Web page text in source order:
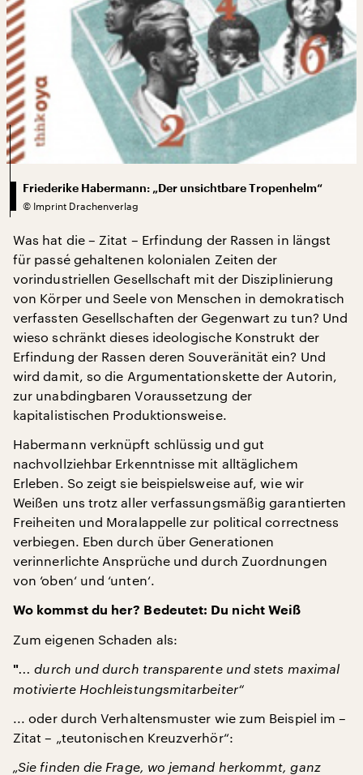
Friederike Habermann: „Der unsichtbare Tropenhelm“
© Imprint Drachenverlag
Was hat die – Zitat – Erfindung der Rassen in längst
für passé gehaltenen kolonialen Zeiten der
vorindustriellen Gesellschaft mit der Disziplinierung
von Körper und Seele von Menschen in demokratisch
verfassten Gesellschaften der Gegenwart zu tun? Und
wieso schränkt dieses ideologische Konstrukt der
Erfindung der Rassen deren Souveränität ein? Und
wird damit, so die Argumentationskette der Autorin,
zur unabdingbaren Voraussetzung der
kapitalistischen Produktionsweise.
Habermann verknüpft schlüssig und gut
nachvollziehbar Erkenntnisse mit alltäglichem
Erleben. So zeigt sie beispielsweise auf, wie wir
Weißen uns trotz aller verfassungsmäßig garantierten
Freiheiten und Moralappelle zur political correctness
verbiegen. Eben durch über Generationen
verinnerlichte Ansprüche und durch Zuordnungen
von ‘oben‘ und ‘unten‘.
Wo kommst du her? Bedeutet: Du nicht Weiß
Zum eigenen Schaden als:
" ... durch und durch transparente und stets maximal
motivierte Hochleistungsmitarbeiter“
... oder durch Verhaltensmuster wie zum Beispiel im –
Zitat – „teutonischen Kreuzverhör“:
„Sie finden die Frage, wo jemand herkommt, ganz